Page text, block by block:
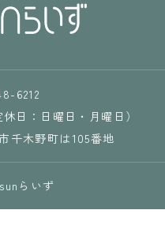
6212
日：日曜日・月曜日）
千木野町は105番地
らいず